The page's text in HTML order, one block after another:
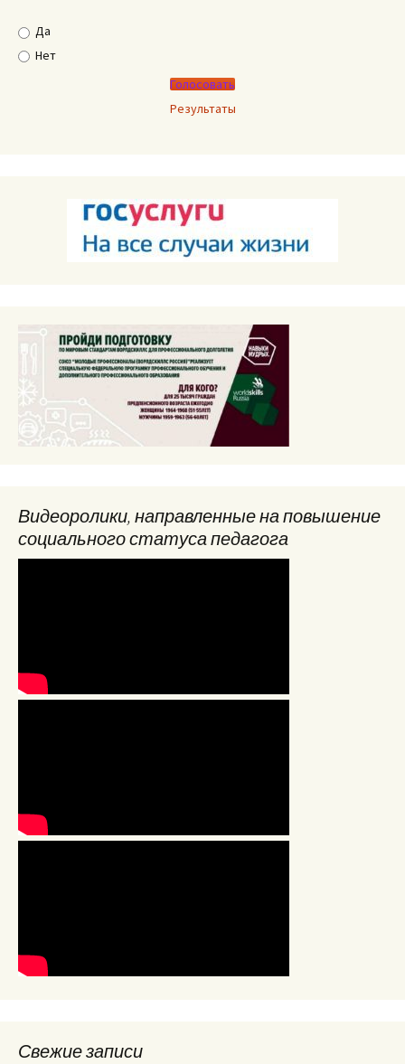
Да
Нет
Результаты
Видеоролики, направленные на повышение
социального статуса педагога
Свежие записи